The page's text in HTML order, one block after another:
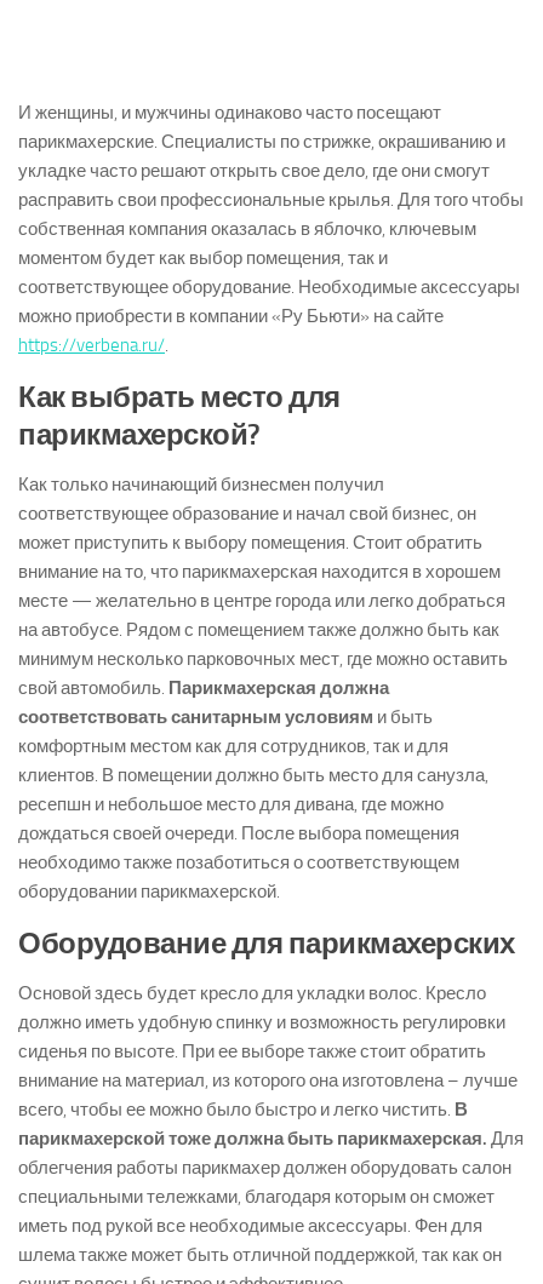
И женщины, и мужчины одинаково часто посещают
парикмахерские. Специалисты по стрижке, окрашиванию и
укладке часто решают открыть свое дело, где они смогут
расправить свои профессиональные крылья. Для того чтобы
собственная компания оказалась в яблочко, ключевым
моментом будет как выбор помещения, так и
соответствующее оборудование. Необходимые аксессуары
можно приобрести в компании «Ру Бьюти» на сайте
https://verbena.ru/.
Как выбрать место для
парикмахерской?
Как только начинающий бизнесмен получил
соответствующее образование и начал свой бизнес, он
может приступить к выбору помещения. Стоит обратить
внимание на то, что парикмахерская находится в хорошем
месте — желательно в центре города или легко добраться
на автобусе. Рядом с помещением также должно быть как
минимум несколько парковочных мест, где можно оставить
свой автомобиль. Парикмахерская должна
соответствовать санитарным условиям и быть
комфортным местом как для сотрудников, так и для
клиентов. В помещении должно быть место для санузла,
ресепшн и небольшое место для дивана, где можно
дождаться своей очереди. После выбора помещения
необходимо также позаботиться о соответствующем
оборудовании парикмахерской.
Оборудование для парикмахерских
Основой здесь будет кресло для укладки волос. Кресло
должно иметь удобную спинку и возможность регулировки
сиденья по высоте. При ее выборе также стоит обратить
внимание на материал, из которого она изготовлена ​​– лучше
всего, чтобы ее можно было быстро и легко чистить. В
парикмахерской тоже должна быть парикмахерская. Для
облегчения работы парикмахер должен оборудовать салон
специальными тележками, благодаря которым он сможет
иметь под рукой все необходимые аксессуары. Фен для
шлема также может быть отличной поддержкой, так как он